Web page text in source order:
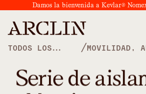
Damos la bienvenida a Kevlar®
TODOS LOS
/MOVILIDAD,
Serie de